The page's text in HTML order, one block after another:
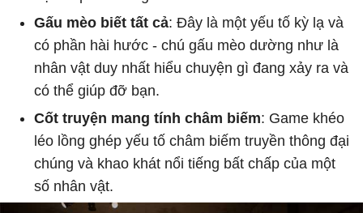
Gấu mèo biết tất cả: Đây là một yếu tố kỳ lạ và
có phần hài hước - chú gấu mèo dường như là
nhân vật duy nhất hiểu chuyện gì đang xảy ra và
có thể giúp đỡ bạn.
Cốt truyện mang tính châm biếm: Game khéo
léo lồng ghép yếu tố châm biếm truyền thông đại
chúng và khao khát nổi tiếng bất chấp của một
số nhân vật.